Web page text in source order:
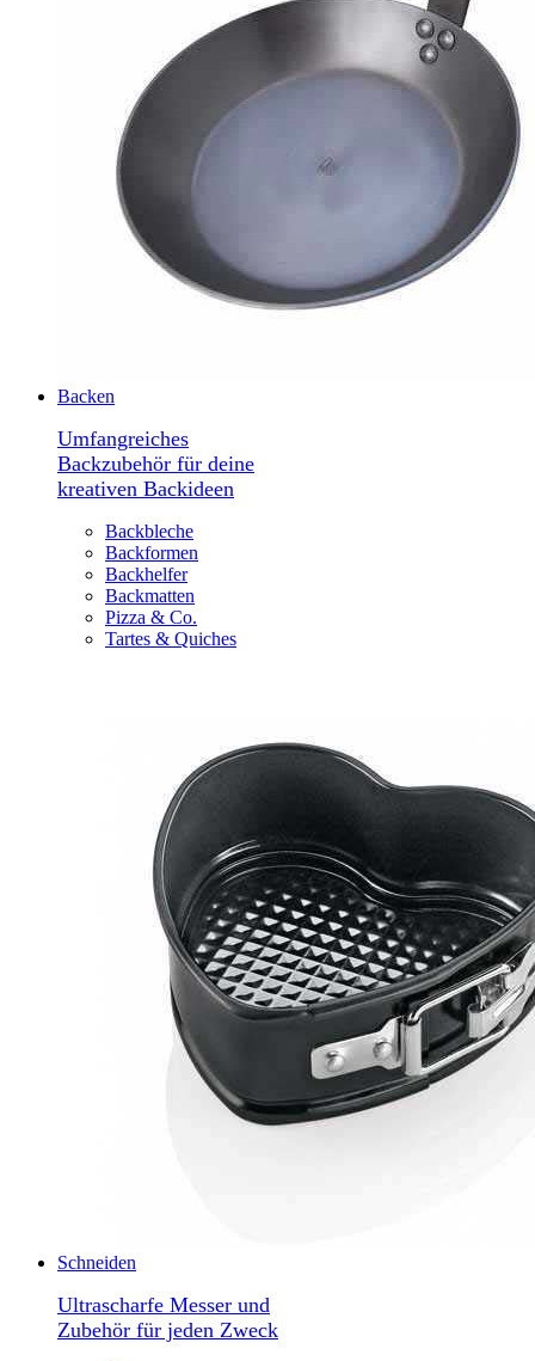
Backen
Umfangreiches
Backzubehör für deine
kreativen Backideen
Backbleche
Backformen
Backhelfer
Backmatten
Pizza & Co.
Tartes & Quiches
Schneiden
Ultrascharfe Messer und
Zubehör für jeden Zweck